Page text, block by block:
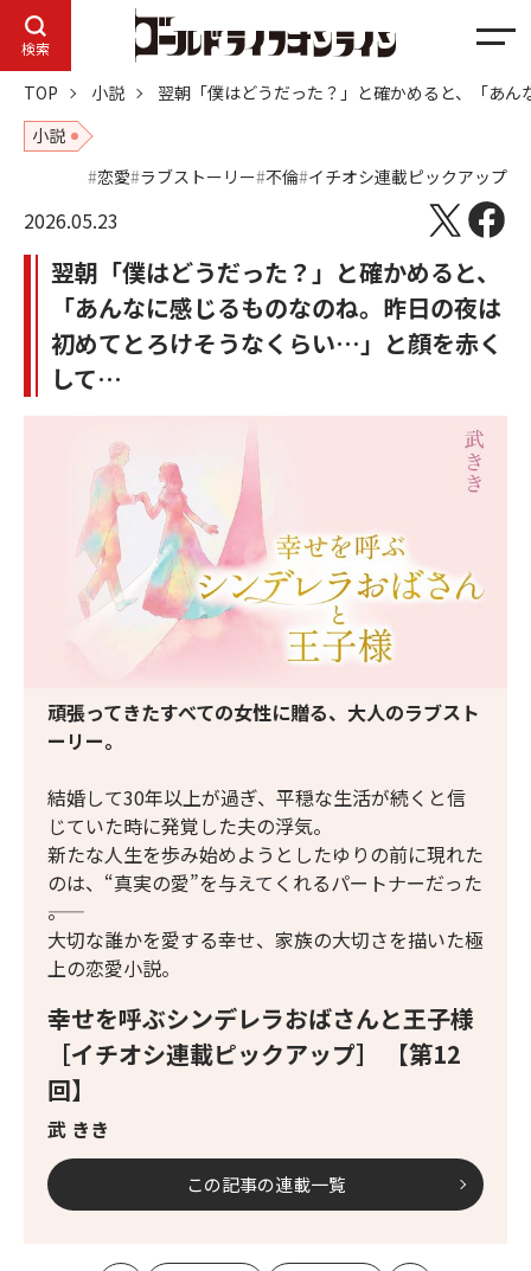
検索
メ
ュ
TOP 小説
翌朝「僕はどうだった？」と確かめると、「あ
小説
恋愛 ラブストーリー 不倫 イチオシ連載ピックアップ
2026.05.23
翌朝「僕はどうだった？」と確かめると、
「あんなに感じるものなのね。昨日の夜は
初めてとろけそうなくらい…」と顔を赤く
して…
幸せを呼ぶシンデレラおばさんと王子様
［イチオシ連載ピックアップ］ 【第12
回】
武 きき
頑張ってきたすべての女性に贈る、大人のラブスト
ーリー。
結婚して30年以上が過ぎ、平穏な生活が続くと信
じていた時に発覚した夫の浮気。
新たな人生を歩み始めようとしたゆりの前に現れた
のは、“真実の愛”を与えてくれるパートナーだった
――。
大切な誰かを愛する幸せ、家族の大切さを描いた極
上の恋愛小説。
この記事の連載一覧